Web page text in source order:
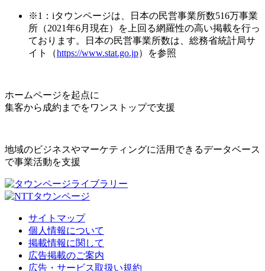
※1：iタウンページは、日本の民営事業所数516万事業
所（2021年6月現在）を上回る網羅性の高い掲載を行っ
ております。日本の民営事業所数は、総務省統計局サ
イト（https://www.stat.go.jp）を参照
ホームページを起点に
集客から成約までをワンストップで支援
地域のビジネスやマーケティングに活用できるデータベース
で事業活動を支援
サイトマップ
個人情報について
掲載情報に関して
広告掲載のご案内
広告・サービス取扱い規約